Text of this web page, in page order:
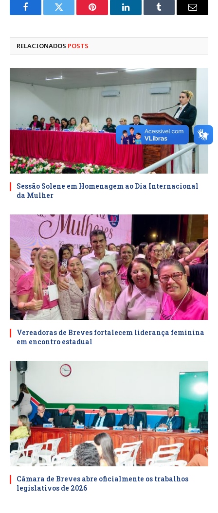
FacebookTwitter Pinterest LinkedInTumblr
E-
RELACIONADOS POSTS
Sessão Solene em Homenagem ao Dia Internacional
da Mulher
Vereadoras de Breves fortalecem liderança feminina
em encontro estadual
Câmara de Breves abre oficialmente os trabalhos
legislativos de 2026